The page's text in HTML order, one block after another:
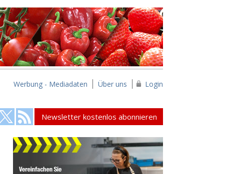
Werbung - Mediadaten Über uns Login
Newsletter kostenlos abonnieren